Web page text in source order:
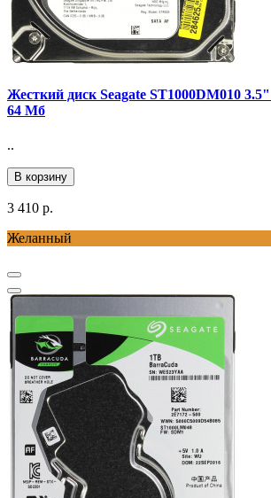
Жесткий диск Seagate ST1000DM010
64 Мб
..
В корзину
3 410 р.
Желанный